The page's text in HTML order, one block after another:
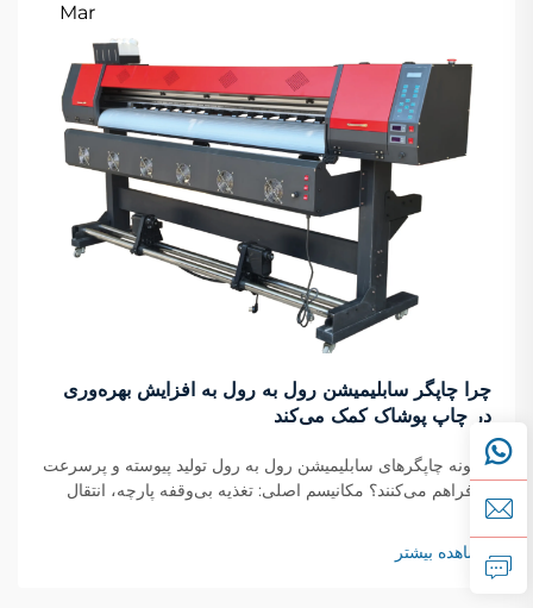
Mar
چرا چاپگر سابلیمیشن رول به رول به افزایش بهره‌وری
در چاپ پوشاک کمک می‌کند
چگونه چاپگرهای سابلیمیشن رول به رول تولید پیوسته و پرسرعت
را فراهم می‌کنند؟ مکانیسم اصلی: تغذیه بی‌وقفه پارچه، انتقال
لحظه‌ای جوهر و خشک‌شدن در حال حرکت چاپگرهای سابلیمیشن
رول به رول با استفاده از یک سیستم پیوسته کار می‌کنند که در آن
رول‌های پارچه...
مشاهده بیشتر